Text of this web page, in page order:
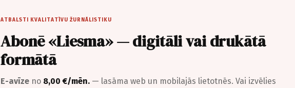
ATBALSTI KVALITATĪVU ŽURNĀLISTIKU
Abonē «Liesma» — digitāli vai drukātā
formātā
E-avīze no 8,00 €/mēn. — lasāma web un mobilajās lietotnēs. Vai izvēlies